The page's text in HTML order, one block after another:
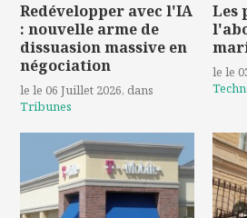
Redévelopper avec l'IA
: nouvelle arme de
dissuasion massive en
négociation
le le 06 Juillet 2026, dans
Tribunes
Les
le le